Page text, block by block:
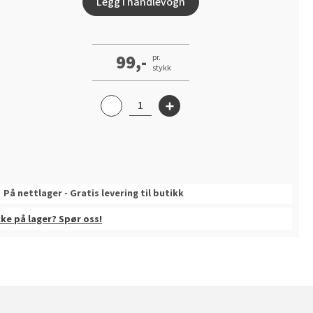
99,- pr.
stykk
På nettlager - Gratis levering til butikk
på lager? Spør oss!